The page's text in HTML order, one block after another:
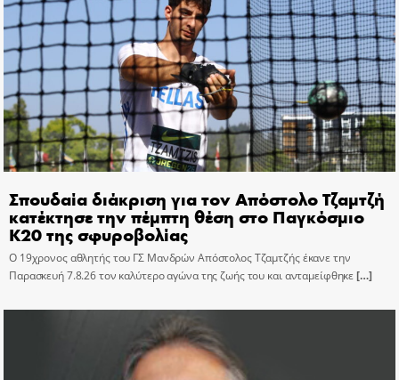
Σπουδαία διάκριση για τον Απόστολο Τζαμτζή
κατέκτησε την πέμπτη θέση στο Παγκόσμιο
Κ20 της σφυροβολίας
Ο 19χρονος αθλητής του ΓΣ Μανδρών Απόστολος Τζαμτζής έκανε την
Παρασκευή 7.8.26 τον καλύτερο αγώνα της ζωής του και ανταμείφθηκε[…]